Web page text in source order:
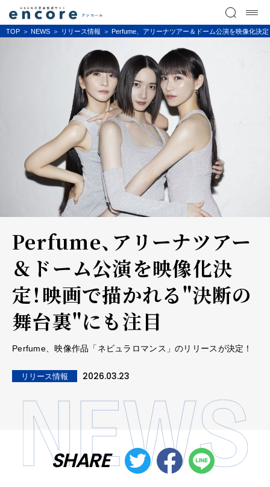
TOP NEWS リリース情報 Perfume、アリーナツアー＆ドーム公演を映像化決
Perfume、アリーナツアー
＆ドーム公演を映像化決
定！映画で描かれる"決断の
舞台裏"にも注目
Perfume、映像作品「ネビュラロマンス」のリリースが決定！
リリース情報 2026.03.23
SHARE